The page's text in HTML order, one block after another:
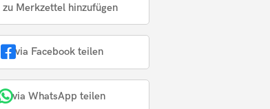
zu Merkzettel hinzufügen
via Facebook teilen
via WhatsApp teilen